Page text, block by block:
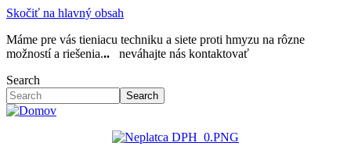
Skočiť na hlavný obsah
Máme pre vás tieniacu techniku a siete proti hmyzu na rôzne
možností a riešenia...
neváhajte nás kontaktovať
Search
Search